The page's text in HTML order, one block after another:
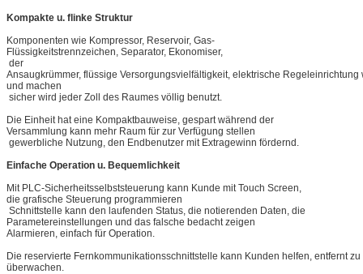
Kompakte u. flinke Struktur
Komponenten wie Kompressor, Reservoir, Gas-
Flüssigkeitstrennzeichen, Separator, Ekonomiser,
der
Ansaugkrümmer, flüssige Versorgungsvielfältigkeit, elektrische
und machen
sicher wird jeder Zoll des Raumes völlig benutzt.
Die Einheit hat eine Kompaktbauweise, gespart während der
Versammlung kann mehr Raum für zur Verfügung stellen
gewerbliche Nutzung, den Endbenutzer mit Extragewinn fördernd.
Einfache Operation u. Bequemlichkeit
Mit PLC-Sicherheitsselbststeuerung kann Kunde mit Touch Screen,
die grafische Steuerung programmieren
Schnittstelle kann den laufenden Status, die notierenden Daten, die
Parametereinstellungen und das falsche bedacht zeigen
Alarmieren, einfach für Operation.
Die reservierte Fernkommunikationsschnittstelle kann Kunden helfen, entfernt zu
überwachen.